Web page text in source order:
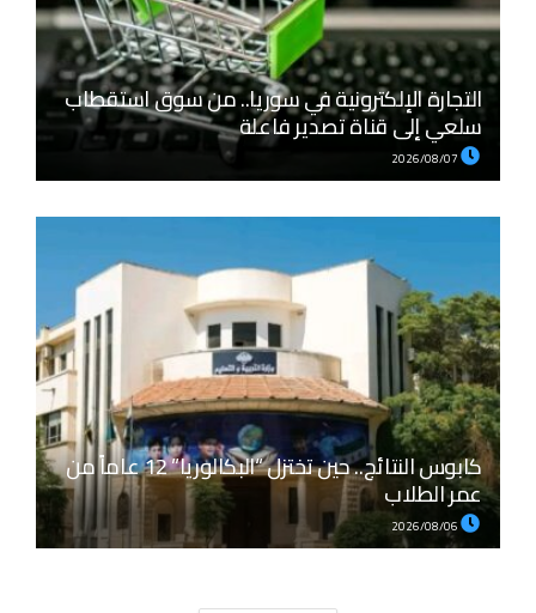
التجارة الإلكترونية في سوريا.. من سوق استقطاب
سلعي إلى قناة تصدير فاعلة
كابوس النتائج.. حين تختزل “البكالوريا” 12 عاماً من
عمر الطلاب